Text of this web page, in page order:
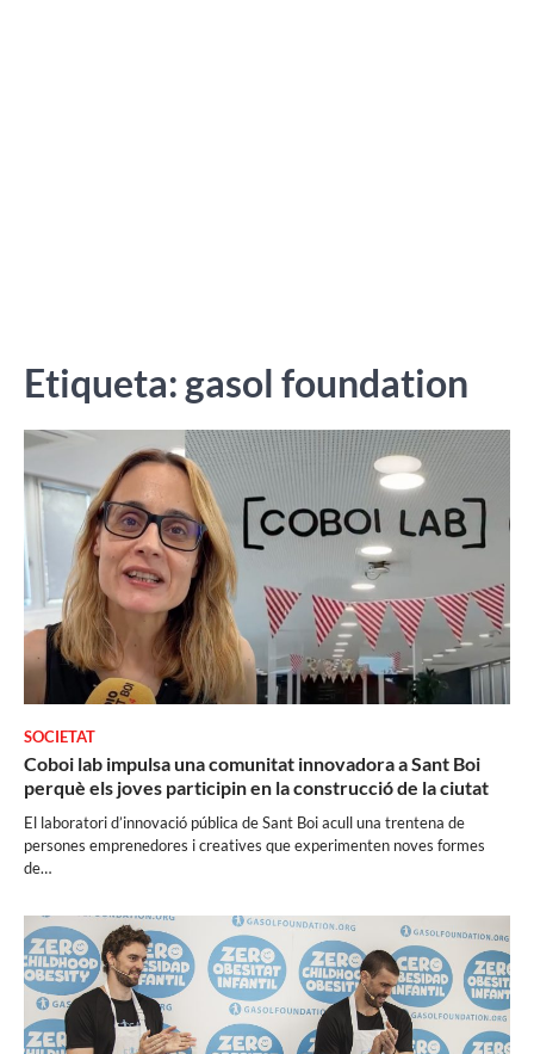
Etiqueta: gasol foundation
SOCIETAT
Coboi lab impulsa una comunitat innovadora a Sant Boi
perquè els joves participin en la construcció de la ciutat
El laboratori d’innovació pública de Sant Boi acull una trentena de
persones emprenedores i creatives que experimenten noves formes
de…